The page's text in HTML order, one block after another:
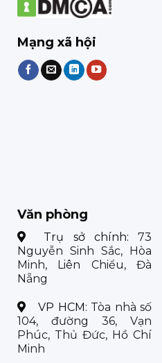
Mạng xã hội
Văn phòng
Trụ sở chính: 73
Nguyễn Sinh Sắc, Hòa
Minh, Liên Chiểu, Đà
Nẵng
VP HCM: Tòa nhà số
104, đường 36, Vạn
Phúc, Thủ Đức, Hồ Chí
Minh